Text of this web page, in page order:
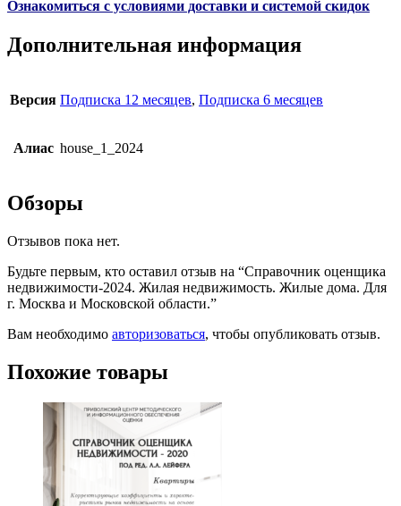
Ознакомиться с условиями доставки и системой скидок
Дополнительная информация
Версия Подписка 12 месяцев, Подписка 6 месяцев
Алиас house_1_2024
Обзоры
Отзывов пока нет.
Будьте первым, кто оставил отзыв на “Справочник оценщика
недвижимости-2024. Жилая недвижимость. Жилые дома. Для
г. Москва и Московской области.”
Вам необходимо авторизоваться, чтобы опубликовать отзыв.
Похожие товары